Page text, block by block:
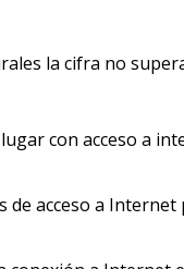
la cifra no
con acceso a
de acceso a